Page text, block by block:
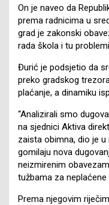
On je naveo da
prema radnicima u
grad je zakonski
rada škola i tu
Đurić je podsjetio da
preko gradskog
plaćanje, a dinamiku
“Analizirali smo
na sjednici Aktiva
zaista obimna, dio je
gomilaju nova
neizmirenim
tužbama za
Prema njegovim